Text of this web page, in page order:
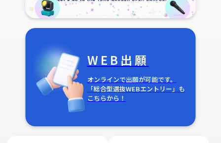
WEB出願
オンラインで出願が可能です。
「総合型選抜WEBエントリー」も
こちらから！